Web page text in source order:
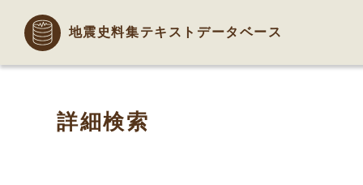
地震史料集テキストデータベース
詳細検索